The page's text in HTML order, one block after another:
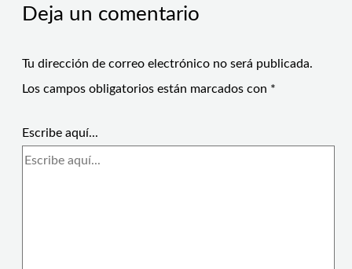
Deja un comentario
Tu dirección de correo electrónico no será publicada.
Los campos obligatorios están marcados con *
Escribe aquí...